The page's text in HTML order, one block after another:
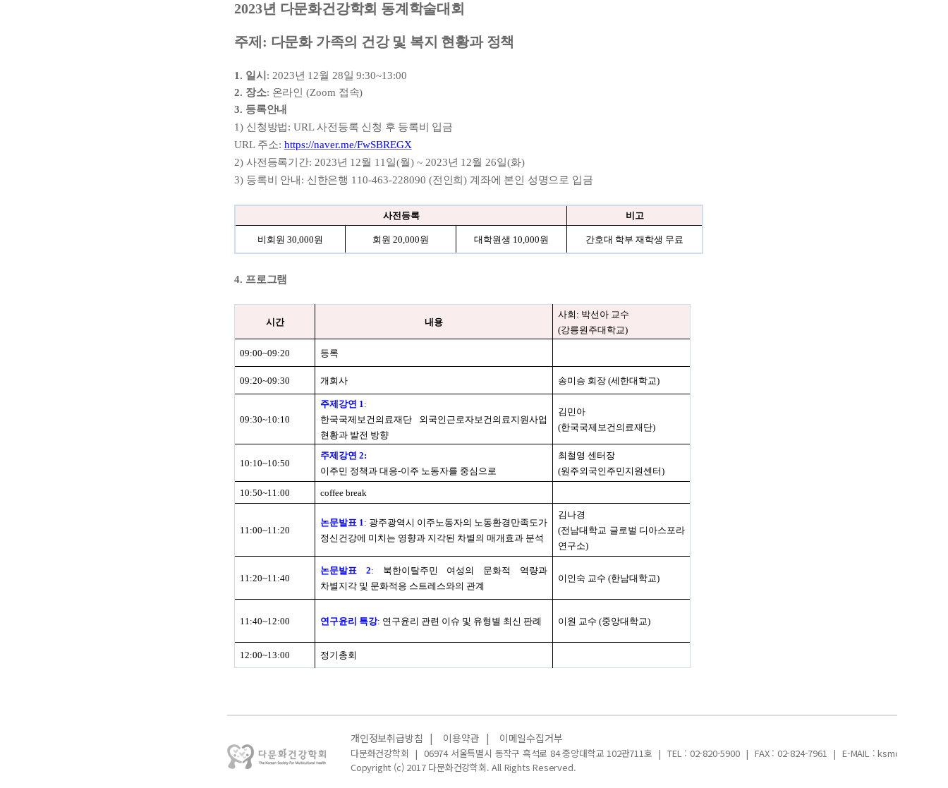
2023년 다문화건강학회 동계학술대회
주제 : 다문화 가족의 건강 및 복지 현황과 정책
1. 일시 : 2023년 12월 28일9:30~13:00
2. 장소: 온라인 (Zoom 접속)
3. 등록안내
1) 신청방법: URL사전등록 신청 후 등록비 입금
URL 주소: https://naver.me/FwSBREGX
2) 사전등록기간: 2023년 12월 11 일(월) ~ 2023년 12월 26일(화)
3) 등록비 안내 : 신한은행 110-463-228090 (전인희) 계좌에 본인 성명으로 입금
사전등록 비고
비회원 30,000원 회원 20,000원 대학원생 10,000원 간호대 학부 재학생 무료
4. 프로그램
시간 내용
사회 : 박선아 교수
(강릉원주대학교)
09:00~09:20 등록
09:20~09:30 개회사 송미승 회장 (세한대학교)
09:30~10:10
주제강연 1:
한국국제보건의료재단 외국인근로자보건의료지원사업
현황과 발전 방향
김민아
(한국국제보건의료재단)
10:10~10:50
주제강연 2:
이주민 정책과 대응-이주 노동자를 중심으로
최철영 센터장
(원주외국인주민지원센터)
10:50~11:00 coffee break
11:00~11:20
논문발표 1: 광주광역시 이주노동자의 노동환경만족도가
정신건강에 미치는 영향과 지각된 차별의 매개효과 분석
김나경
(전남대학교 글로벌 디아스포라
연구소)
11:20~11:40
논문발표 2: 북한이탈주민 여성의 문화적 역량과
차별지각 및 문화적응 스트레스와의 관계
이인숙 교수 (한남대학교)
11:40~12:00 연구윤리 특강: 연구윤리 관련 이슈 및 유형별 최신 판례 이원 교수 (중앙대학교)
12:00~13:00 정기총회
개인정보취급방침 | 이용약관 | 이메일수집거부
다문화건강학회 | 06974 서울특별시 동작구 흑석로 84 중앙대학교 102관711호 | TEL : 02-820-5900 | FAX : 02-824-7961 | E-MAIL :
Copyright (c) 2017 다문화건강학회. All Rights Reserved.